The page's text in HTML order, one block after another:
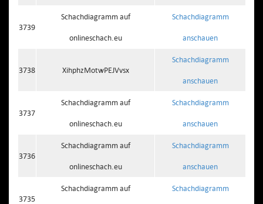
3739
Schachdiagramm auf
onlineschach.eu
Schachdiagramm
anschauen
3738 XihphzMotwPEJVvsx
Schachdiagramm
anschauen
3737
Schachdiagramm auf
onlineschach.eu
Schachdiagramm
anschauen
3736
Schachdiagramm auf
onlineschach.eu
Schachdiagramm
anschauen
3735
Schachdiagramm auf Schachdiagramm